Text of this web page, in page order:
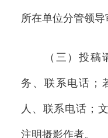
所在单位分管领导
（三）投稿请
务、联系电话；
人、联系电话；
注明摄影作者。